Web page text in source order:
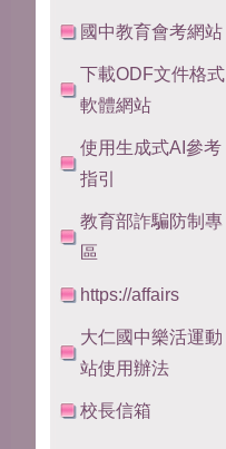
國中教育會考網站
下載ODF文件格式
軟體網站
使用生成式AI參考
指引
教育部詐騙防制專
區
https://affairs
大仁國中樂活運動
站使用辦法
校長信箱